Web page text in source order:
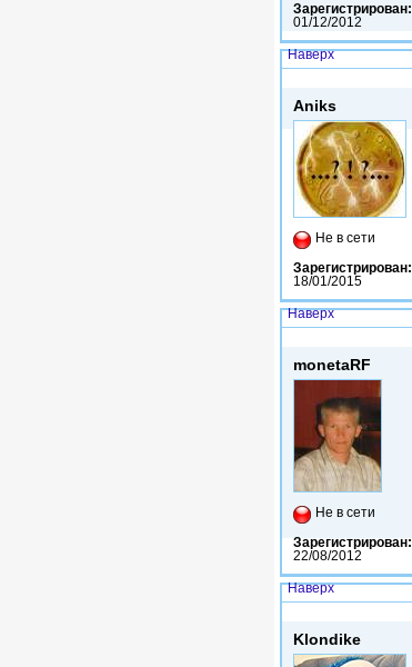
Зарегистрирован:
01/12/2012
Наверх
Aniks
Не в сети
Зарегистрирован:
18/01/2015
Наверх
monetaRF
Не в сети
Зарегистрирован:
22/08/2012
Наверх
Klondike